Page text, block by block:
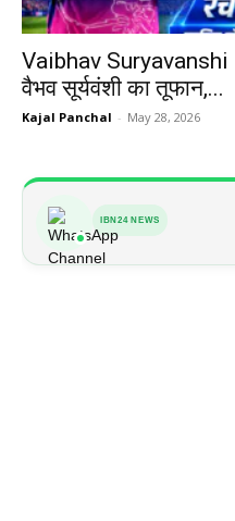
Vaibhav
वैभव सूर्यवंशी का तूफान,...
Kajal Panchal - May 28, 2026
IBN24 NEWS